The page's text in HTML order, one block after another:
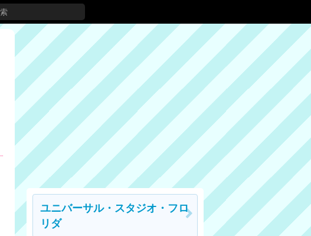
ユニバーサル・スタジオ・フロ
リダ